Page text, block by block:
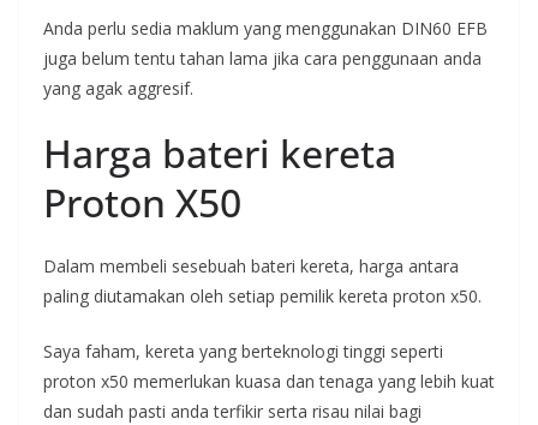
Anda perlu sedia maklum yang menggunakan DIN60 EFB
juga belum tentu tahan lama jika cara penggunaan anda
yang agak aggresif.
Harga bateri kereta
Proton X50
Dalam membeli sesebuah bateri kereta, harga antara
paling diutamakan oleh setiap pemilik kereta proton x50.
Saya faham, kereta yang berteknologi tinggi seperti
proton x50 memerlukan kuasa dan tenaga yang lebih kuat
dan sudah pasti anda terfikir serta risau nilai bagi